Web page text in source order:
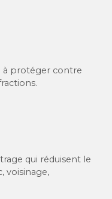
à protéger contre
qui réduisent le
voisinage,